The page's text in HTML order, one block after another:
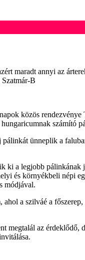
maradt annyi az
B
közös
számító
ünneplik a
ki a legjobb
és környékbeli népi
módjával.
ahol a szilváé a
megtalál az